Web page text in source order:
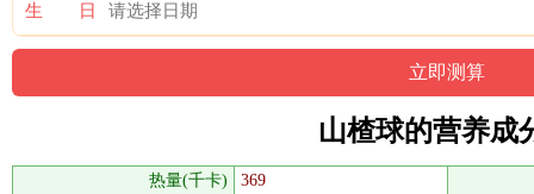
生 日
山楂球的营养成
热量(千卡)
369